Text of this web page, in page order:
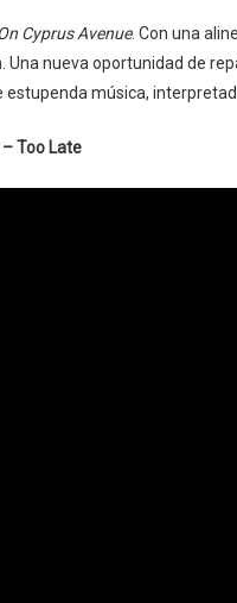
Cyprus Avenue. Con una
nueva oportunidad de
música,
Too Late